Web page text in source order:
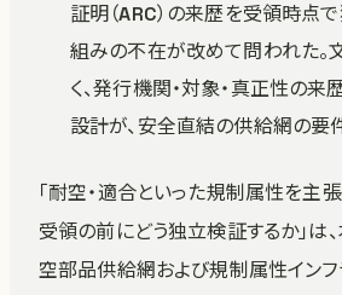
証明（ARC）の来歴を受領時点
組みの不在が改めて問われた。
く、発行機関・対象・真正性の
設計が、安全直結の供給網の要
「耐空・適合といった規制属性を主
受領の前にどう独立検証するか」は
空部品供給網および規制属性イン